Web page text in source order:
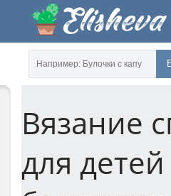
Вязание
для детей